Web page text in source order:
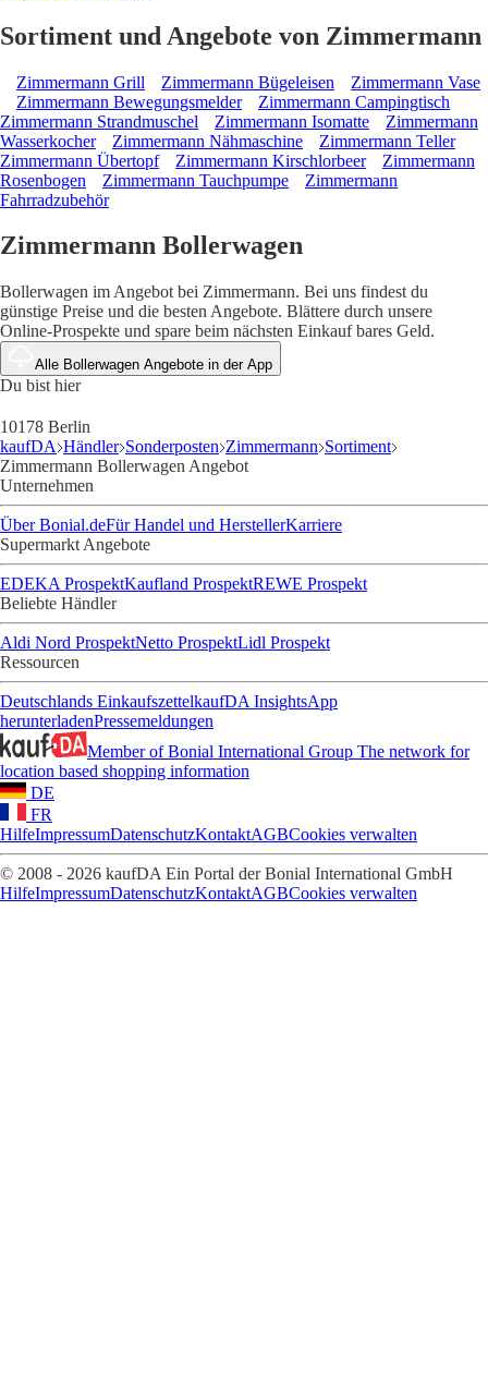
Sortiment und Angebote von Zimmermann
Zimmermann Grill Zimmermann Bügeleisen
Zimmermann Vase
Zimmermann Bewegungsmelder
Zimmermann Campingtisch
Zimmermann Strandmuschel
Zimmermann Isomatte
Zimmermann
Wasserkocher
Zimmermann Nähmaschine
Zimmermann Teller
Zimmermann Übertopf
Zimmermann Kirschlorbeer
Zimmermann
Rosenbogen
Zimmermann Tauchpumpe
Zimmermann
Fahrradzubehör
Zimmermann Bollerwagen
Bollerwagen im Angebot bei Zimmermann. Bei uns findest du
günstige Preise und die besten Angebote. Blättere durch unsere
Online-Prospekte und spare beim nächsten Einkauf bares Geld.
Alle Bollerwagen Angebote in der App
Du bist hier
10178 Berlin
kaufDA Händler Sonderposten Zimmermann Sortiment
Zimmermann Bollerwagen Angebot
Unternehmen
Über Bonial.deFür Handel und HerstellerKarriere
Supermarkt Angebote
EDEKA ProspektKaufland ProspektREWE Prospekt
Beliebte Händler
Aldi Nord ProspektNetto ProspektLidl Prospekt
Ressourcen
Deutschlands EinkaufszettelkaufDA InsightsApp
herunterladenPressemeldungen
Member of Bonial International Group The network for
location based shopping information
DE
FR
HilfeImpressumDatenschutzKontaktAGBCookies verwalten
© 2008 - 2026 kaufDA Ein Portal der Bonial International GmbH
HilfeImpressumDatenschutzKontaktAGBCookies verwalten